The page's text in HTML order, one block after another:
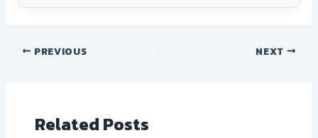
PREVIOUS NEXT
Related Posts